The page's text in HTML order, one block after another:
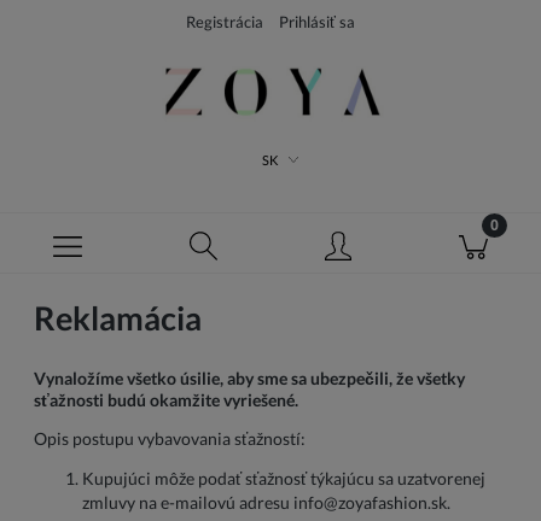
Registrácia Prihlásiť sa
SK
Reklamácia
Vynaložíme všetko úsilie, aby sme sa ubezpečili, že všetky
sťažnosti budú okamžite vyriešené.
Opis postupu vybavovania sťažností:
Kupujúci môže podať sťažnosť týkajúcu sa uzatvorenej
zmluvy na e-mailovú adresu info@zoyafashion.sk.